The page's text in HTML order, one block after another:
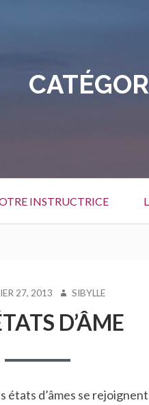
INSTRUCTRICE
27, 2013 AUTEUR
SIBYLLE
D’ÂME
états d’âmes se